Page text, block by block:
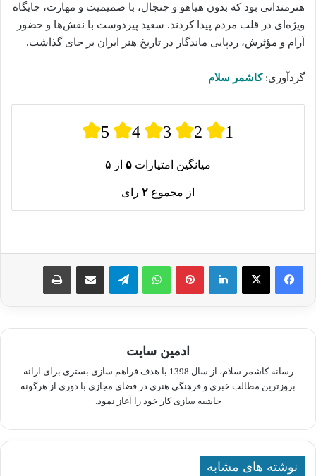
هنرمندانی بود که بدون هیاهو و جنجال، با صمیمیت و مهارت، جایگاه
ویژه‌ای در قلب مردم پیدا کردند. سعید پیردوست با نقش‌ها و حضور
آرام و مؤثرش، ردپایی ماندگار در تاریخ هنر ایران بر جای گذاشت.
گردآوری:کاشمر سلام
5 4 3 2 1
میانگین امتیازات ۵ از ۵
از مجموع ۲ رای
لینکدین پینترستواتس آپ تلگرام اشتراک گذاری از طریق ایمیل چاپ
ادمین سایت
رسانه کاشمر سلام، از سال 1398 با هدف فراهم سازی بستری برای ارائه
بروزترین مطالب خبری و فرهنگی هنری در فضای مجازی با دوری از هرگونه
حاشیه سازی کار خود را آغاز نمود.
نوشته های مشابه